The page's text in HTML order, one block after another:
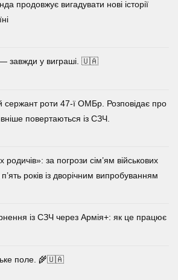
продовжує вигадувати нові історії
завжди у виграші. 🇺🇦
сержант роти 47-ї ОМБр. Розповідає про
повертаються із СЗЧ.
родичів»: за погрози сім’ям військових
років із дворічним випробуванням
із СЗЧ через Армія+: як це працює
поле. 🌾🇺🇦